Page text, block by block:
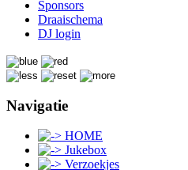
Sponsors
Draaischema
DJ login
Navigatie
HOME
Jukebox
Verzoekjes